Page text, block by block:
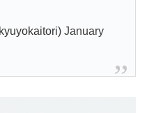
January